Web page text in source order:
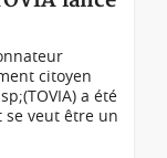
citoyen
a été
se veut être un